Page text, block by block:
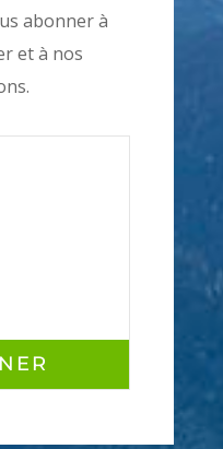
abonner à
et à nos